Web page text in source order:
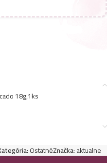
18g,1ks
OstatnéZnačka:aktualne